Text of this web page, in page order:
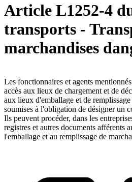
Article L1252-4
transports -
marchandises
Les fonctionnaires et agents
accès aux lieux de chargement et de
aux lieux d'emballage et de remplissage
soumises à l'obligation de désigner un
Ils peuvent procéder, dans les
registres et autres documents afférents
l'emballage et au remplissage de